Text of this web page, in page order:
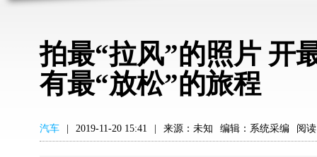
拍最“拉风”的照片 开
有最“放松”的旅程
汽车 2019-11-20 15:41 来源：未知 编辑：系统采编 阅